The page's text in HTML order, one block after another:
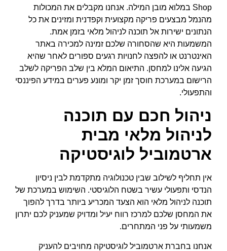
Shop במלוא מובן המילה. אנחנו מקבלים את המכולות
מהנמל מבצעים פריקה מקצועית וקפדנית ומזינים את כל
הנתונים ישירות אל תוכנה לניהול מלאי בזמן אמת.
המשמעות היא שהסחורה שלכם זמינה למכירה באתר
האינטרנט או להפצה לחנויות רגעים ספורים לאחר שהיא
הגיעה אלינו למחסן. התיאום המלא בין שלב הפריקה לשלב
הרישום במערכת חוסך זמן יקר ומונע פערים במידע הפיננסי
והתפעולי.
ניהול חכם עם תוכנה
לניהול מלאי מבית
ארטמוביל לוגיסטיקה
אין תחליף לשילוב שבין טכנולוגיה מתקדמת לבין ניסיון
הנדסי ותפעולי עשיר בשטח הלוגיסטי. השימוש במערכת של
תוכנה לניהול מלאי הוא הצעד המכריע ביותר בדרך להפוך
את המחסן שלכם למרכז רווח יעיל ומדויק שמעניק לכם יתרון
משמעותי על פני המתחרים.
אנחנו בחברת ארטמוביל לוגיסטיקה מחויבים להעניק